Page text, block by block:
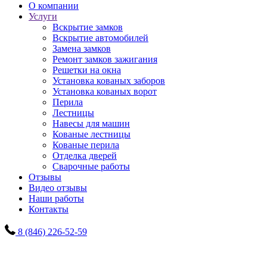
О компании
Услуги
Вскрытие замков
Вскрытие автомобилей
Замена замков
Ремонт замков зажигания
Решетки на окна
Установка кованых заборов
Установка кованых ворот
Перила
Лестницы
Навесы для машин
Кованые лестницы
Кованые перила
Отделка дверей
Сварочные работы
Отзывы
Видео отзывы
Наши работы
Контакты
8 (846) 226-52-59